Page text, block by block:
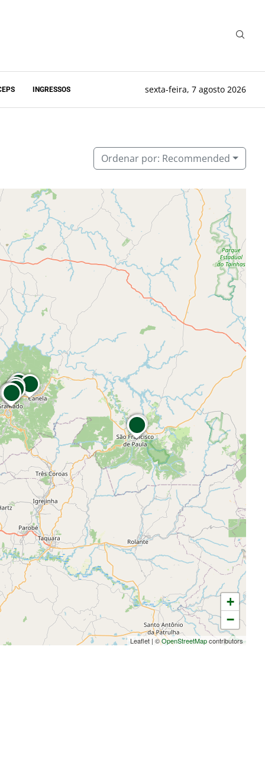
INGRESSOS sexta-feira, 7 agosto 2026
Ordenar por: Recommended
+
−
Leaflet | ©OpenStreetMapcontributors